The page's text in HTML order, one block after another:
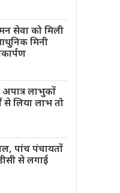
सेवा को मिली
मिनी
लाभुकों
से लिया लाभ तो
पांच पंचायतों
से लगाई